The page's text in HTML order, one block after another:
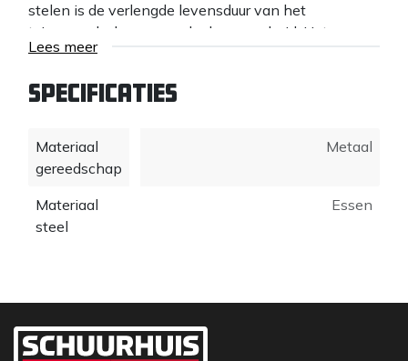
stelen is de verlengde levensduur van het
tuingereedschap en zo de duurzaamheid. Het
plantaardig waxen van stelen is tevens veel beter
worden uit Essen onderstammen, waarin het beste
Neutraal in Nederland gefabriceerd. Tijdens het
eerste drogingsproces worden gezaagde
waarna deze in het tweede proces in een
klimaatkamer computergestuurd worden
Lees meer
Specificaties
Materiaal
gereedschap
Metaal
Materiaal
steel
Essen